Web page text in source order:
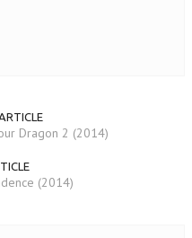
Dragon 2 (2014)
(2014)